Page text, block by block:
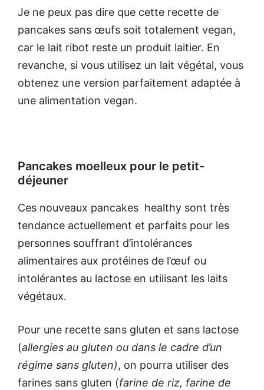
Je ne peux pas dire que cette recette de
pancakes sans œufs soit totalement vegan,
car le lait ribot reste un produit laitier. En
revanche, si vous utilisez un lait végétal, vous
obtenez une version parfaitement adaptée à
une alimentation vegan.
Pancakes moelleux pour le petit-
déjeuner
Ces nouveaux pancakes healthy sont très
tendance actuellement et parfaits pour les
personnes souffrant d’intolérances
alimentaires aux protéines de l’œuf ou
intolérantes au lactose en utilisant les laits
végétaux.
Pour une recette sans gluten et sans lactose
(allergies au gluten ou dans le cadre d’un
régime sans gluten), on pourra utiliser des
farines sans gluten (farine de riz, farine de